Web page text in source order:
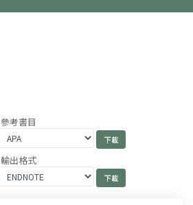
參考書目
輸出格式